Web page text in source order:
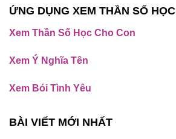
ỨNG DỤNG XEM THẦN SỐ HỌC
Xem Thần Số Học Cho Con
Xem Ý Nghĩa Tên
Xem Bói Tình Yêu
BÀI VIẾT MỚI NHẤT